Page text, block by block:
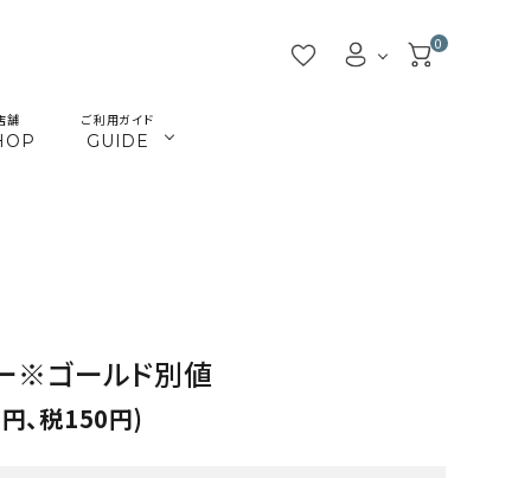
0
カギ
舗 ご利用ガイド
GUIDE
※ゴールド別値
、税150円)